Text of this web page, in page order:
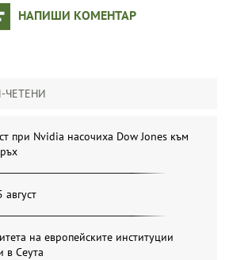
НАПИШИ КОМЕНТАР
ЧЕТЕНИ
при Nvidia насочиха Dow Jones към
на европейските институции
в Сеута